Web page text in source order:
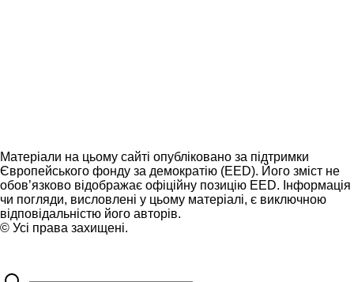
Матеріали на цьому сайті опубліковано за підтримки
Європейського фонду за демократію (EED). Його зміст не
обов’язково відображає офіційну позицію EED. Інформація
чи погляди, висловлені у цьому матеріалі, є виключною
відповідальністю його авторів.
© Усі права захищені.